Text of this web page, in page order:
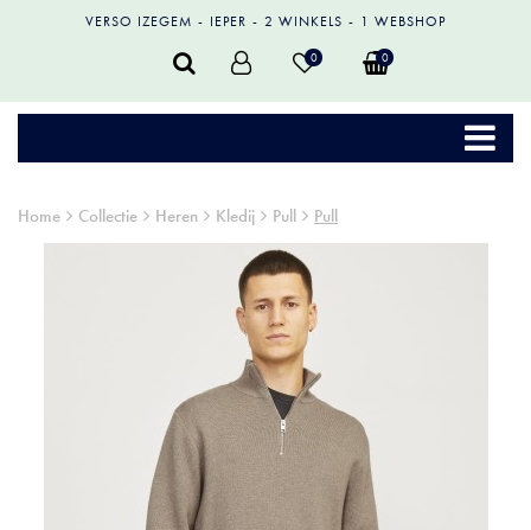
VERSO IZEGEM IEPER 2 WINKELS 1 WEBSHOP
0 0
Home Collectie Heren Kledij Pull Pull